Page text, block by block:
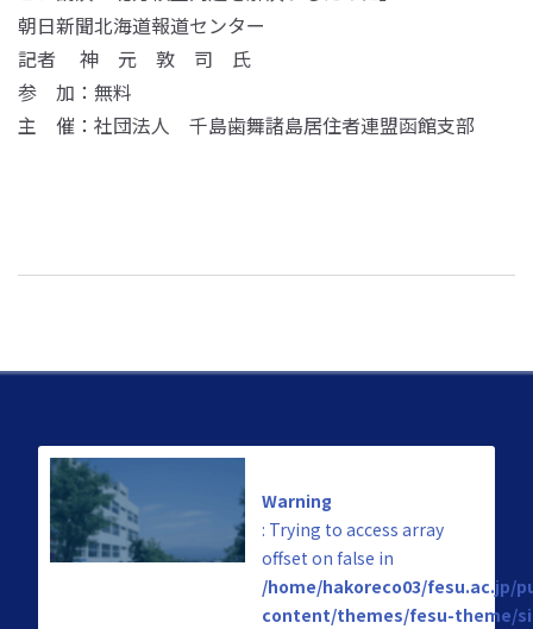
朝日新聞北海道報道センター
記者 神 元 敦 司 氏
参 加：無料
主 催：社団法人 千島歯舞諸島居住者連盟函館支部
Warning
: Trying to access array
offset on false in
/home/hakoreco03/fesu.ac.jp/
content/themes/fesu-theme/